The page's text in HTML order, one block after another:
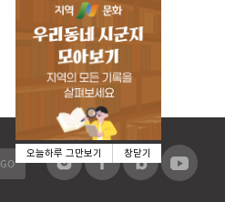
GO
오늘하루 그만보기 창닫기